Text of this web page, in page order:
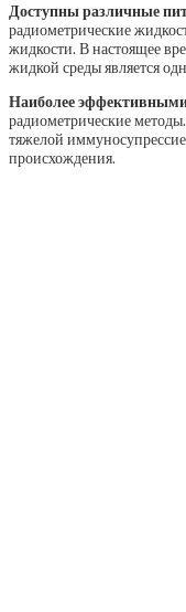
Доступны различные
радиометрические
жидкости. В настоящее
жидкой среды является
Наиболее
радиометрические
тяжелой
происхождения.